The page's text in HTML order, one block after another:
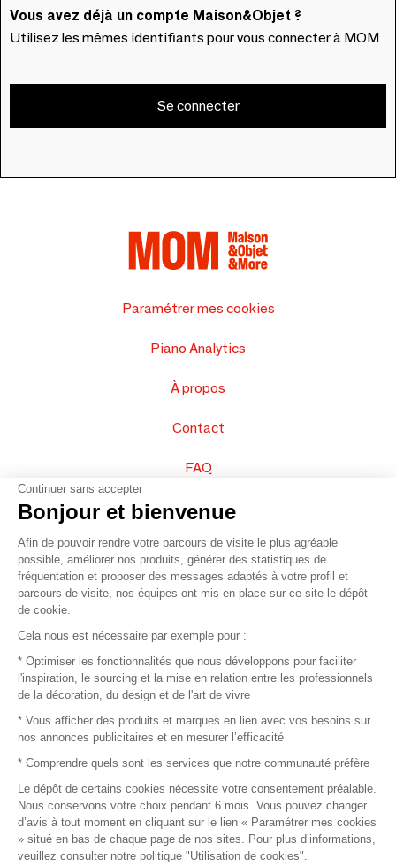
Vous avez déjà un compte Maison&Objet ?
Utilisez les mêmes identifiants pour vous connecter à MOM
Se connecter
Paramétrer mes cookies
Piano Analytics
À propos
Contact
FAQ
Vendez vos produits
Plan du site
© 2016 –Organisation SAFI
Recrutement
Mentions légales
Conditions commerciales
Continuer sans accepter
Bonjour et bienvenue
Afin de pouvoir rendre votre parcours de visite le plus agréable
possible, améliorer nos produits, générer des statistiques de
fréquentation et proposer des messages adaptés à votre profil et
parcours de visite, nos équipes ont mis en place sur ce site le dépôt
de cookie.
Cela nous est nécessaire par exemple pour :
* Optimiser les fonctionnalités que nous développons pour faciliter
l'inspiration, le sourcing et la mise en relation entre les professionnels
de la décoration, du design et de l'art de vivre
* Vous afficher des produits et marques en lien avec vos besoins sur
nos annonces publicitaires et en mesurer l’efficacité
* Comprendre quels sont les services que notre communauté préfère
Le dépôt de certains cookies nécessite votre consentement préalable.
Nous conservons votre choix pendant 6 mois. Vous pouvez changer
d’avis à tout moment en cliquant sur le lien « Paramétrer mes cookies
» situé en bas de chaque page de nos sites. Pour plus d’informations,
veuillez consulter notre politique "Utilisation de cookies".